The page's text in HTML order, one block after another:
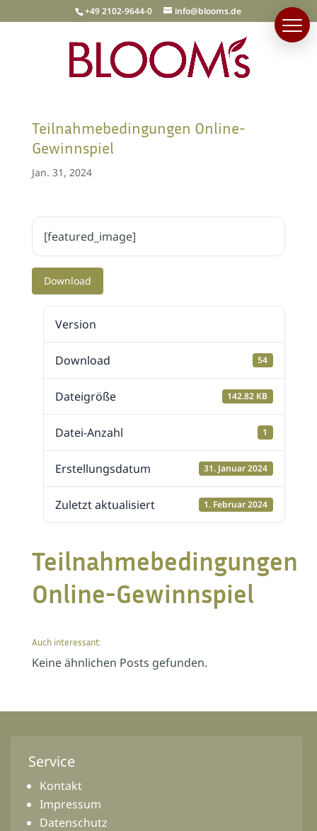
+49 2102-9644-0 info@blooms.de
Teilnahmebedingungen Online-
Gewinnspiel
Jan. 31, 2024
[featured_image]
Download
Version
Download 54
Dateigröße 142.82 KB
Datei-Anzahl 1
Erstellungsdatum 31. Januar 2024
Zuletzt aktualisiert 1. Februar 2024
Teilnahmebedingungen
Online-Gewinnspiel
Auch interessant:
Keine ähnlichen Posts gefunden.
Service
Kontakt
Impressum
Datenschutz